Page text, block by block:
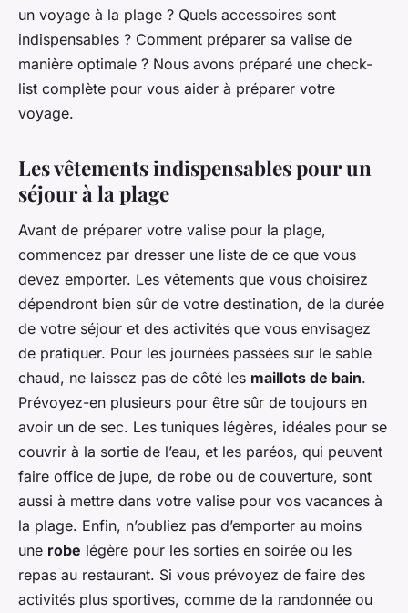
un voyage à la plage ? Quels accessoires sont
indispensables ? Comment préparer sa valise de
manière optimale ? Nous avons préparé une check-
list complète pour vous aider à préparer votre
voyage.
Les vêtements indispensables pour un
séjour à la plage
Avant de préparer votre valise pour la plage,
commencez par dresser une liste de ce que vous
devez emporter. Les vêtements que vous choisirez
dépendront bien sûr de votre destination, de la durée
de votre séjour et des activités que vous envisagez
de pratiquer. Pour les journées passées sur le sable
chaud, ne laissez pas de côté les maillots de bain.
Prévoyez-en plusieurs pour être sûr de toujours en
avoir un de sec. Les tuniques légères, idéales pour se
couvrir à la sortie de l’eau, et les paréos, qui peuvent
faire office de jupe, de robe ou de couverture, sont
aussi à mettre dans votre valise pour vos vacances à
la plage. Enfin, n’oubliez pas d’emporter au moins
une robe légère pour les sorties en soirée ou les
repas au restaurant. Si vous prévoyez de faire des
activités plus sportives, comme de la randonnée ou